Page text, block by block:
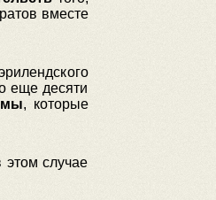
вместе
еще десяти
, которые
этом случае